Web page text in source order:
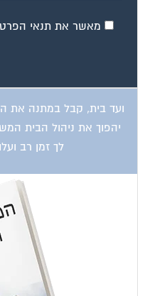
מאשר את תנאי
ועד בית, קבל במתנה את
יהפוך את ניהול הבית
לך זמן רב